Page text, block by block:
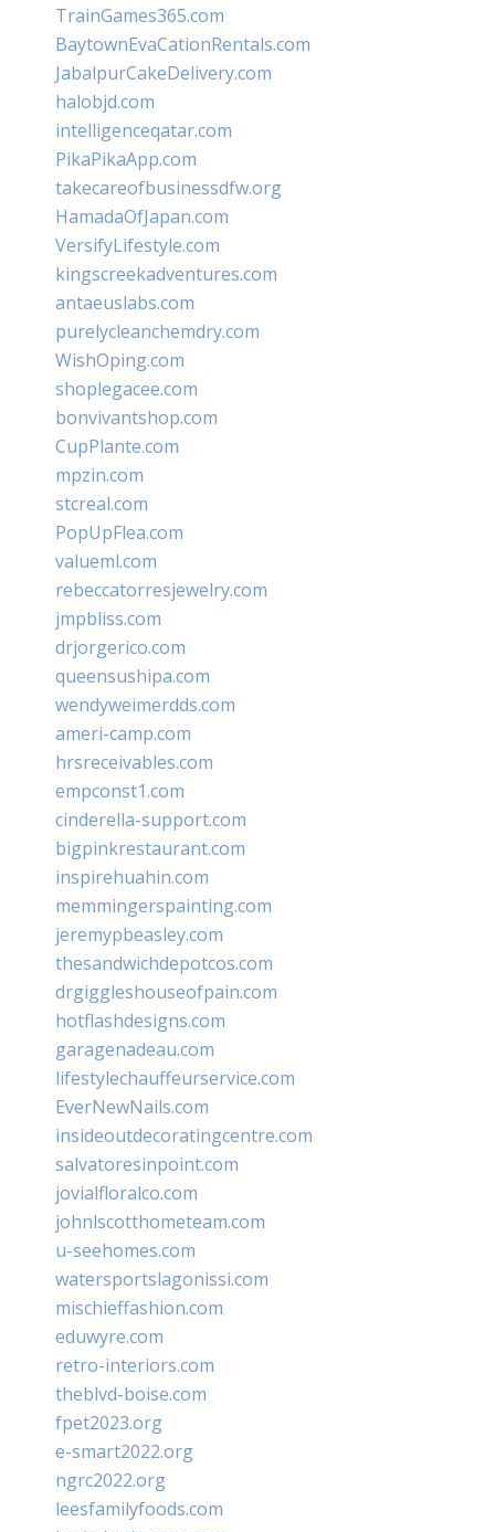
TrainGames365.com
BaytownEvaCationRentals.com
JabalpurCakeDelivery.com
halobjd.com
intelligenceqatar.com
PikaPikaApp.com
takecareofbusinessdfw.org
HamadaOfJapan.com
VersifyLifestyle.com
kingscreekadventures.com
antaeuslabs.com
purelycleanchemdry.com
WishOping.com
shoplegacee.com
bonvivantshop.com
CupPlante.com
mpzin.com
stcreal.com
PopUpFlea.com
valueml.com
rebeccatorresjewelry.com
jmpbliss.com
drjorgerico.com
queensushipa.com
wendyweimerdds.com
ameri-camp.com
hrsreceivables.com
empconst1.com
cinderella-support.com
bigpinkrestaurant.com
inspirehuahin.com
memmingerspainting.com
jeremypbeasley.com
thesandwichdepotcos.com
drgiggleshouseofpain.com
hotflashdesigns.com
garagenadeau.com
lifestylechauffeurservice.com
EverNewNails.com
insideoutdecoratingcentre.com
salvatoresinpoint.com
jovialfloralco.com
johnlscotthometeam.com
u-seehomes.com
watersportslagonissi.com
mischieffashion.com
eduwyre.com
retro-interiors.com
theblvd-boise.com
fpet2023.org
e-smart2022.org
ngrc2022.org
leesfamilyfoods.com